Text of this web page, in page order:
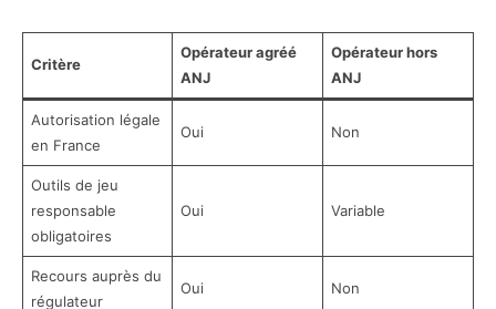
Critère
Opérateur agréé
ANJ
Opérateur hors
ANJ
Autorisation légale
en France
Oui Non
Outils de jeu
responsable
obligatoires
Oui Variable
Recours auprès du
régulateur
Oui Non